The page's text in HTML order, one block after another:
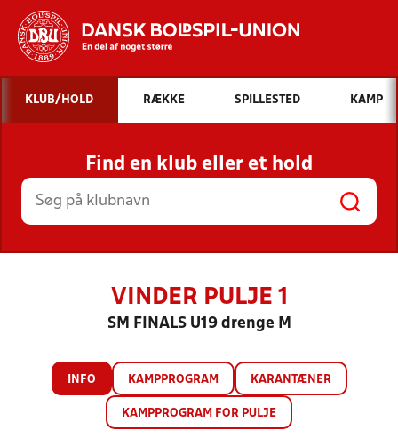
Hvad vil du søge efter?
INDHOLD OG NYHEDER
STILLINGER, RESULTATER, KLUBBER OG
HOLD
KLUB/HOLD RÆKKE SPILLESTED KAMP
Find en klub eller et hold
VINDER PULJE 1
SM FINALS U19 drenge M
INFO KAMPPROGRAM KARANTÆNER
KAMPPROGRAM FOR PULJE